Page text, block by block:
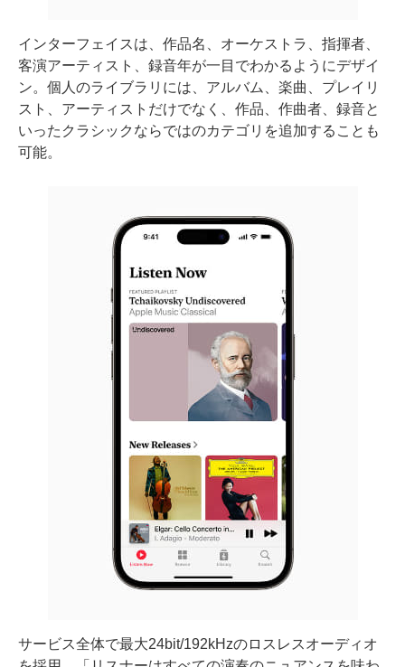
インターフェイスは、作品名、オーケストラ、指揮者、
客演アーティスト、録音年が一目でわかるようにデザイ
ン。個人のライブラリには、アルバム、楽曲、プレイリ
スト、アーティストだけでなく、作品、作曲者、録音と
いったクラシックならではのカテゴリを追加することも
可能。
サービス全体で最大24bit/192kHzのロスレスオーディオ